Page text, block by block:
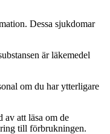
Dessa sjukdomar
är läkemedel
om du har ytterligare
av att läsa om de
till förbrukningen.